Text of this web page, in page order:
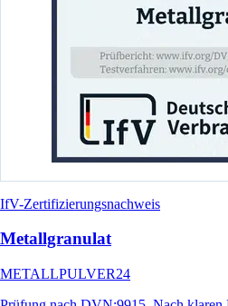
IfV-Zertifizierungsnachweis
Metallgranulat
METALLPULVER24